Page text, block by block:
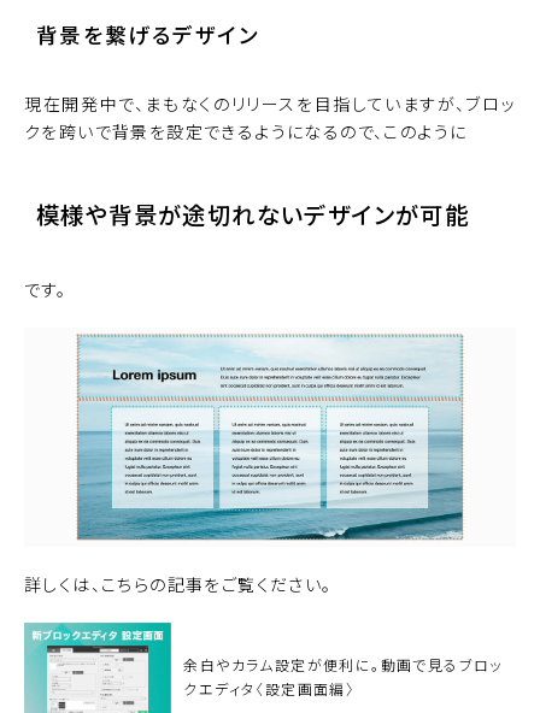
背景を繋げるデザイン
現在開発中で、まもなくのリリースを目指していますが、ブロッ
クを跨いで背景を設定できるようになるので、このように
模様や背景が途切れないデザインが可能
です。
詳しくは、こちらの記事をご覧ください。
余白やカラム設定が便利に。動画で見るブロッ
クエディタ〈設定画面編〉